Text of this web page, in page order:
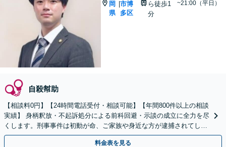
岡
県
|市博
多区
ら徒歩1
分
~21:00（平日）
自殺幇助
【相談料0円】【24時間電話受付・相談可能】【年間800件以上の相談
実績】 身柄釈放・不起訴処分による前科回避・示談の成立に全力を尽
くします。刑事事件は初動が命、ご家族や身近な方が逮捕されてしま
ったら一刻も早くお電話ください。
料金表を見る